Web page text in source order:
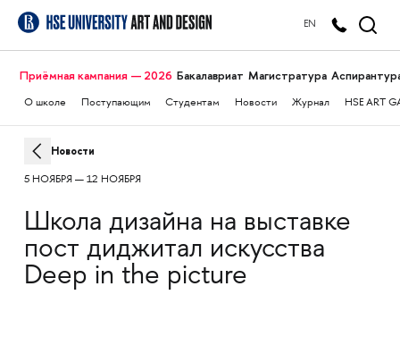
EN
Приёмная кампания — 2026 Бакалавриат Магистратура
О школе Поступающим Студентам Новости Журнал HSE ART
Новости
5 НОЯБРЯ — 12 НОЯБРЯ
Школа дизайна на выставке
пост диджитал искусства
Deep in the picture